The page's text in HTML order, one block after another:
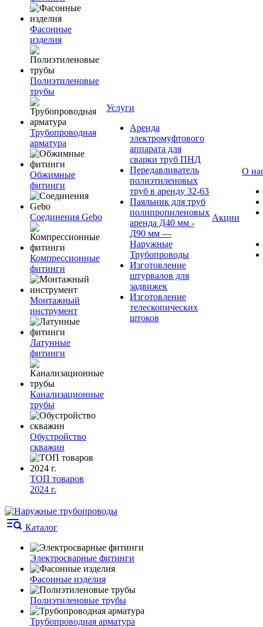
Фасонные
изделия
Полиэтиленовые
трубы
Трубопроводная
арматура
Обжимные
фитинги
Соединения Gebo
Компрессионные
фитинги
Монтажный
инструмент
Латунные
фитинги
Канализационные
трубы
Обустройство
скважин
ТОП товаров
2024 г.
Услуги
Аренда
электромуфтового
аппарата для
сварки труб ПНД
Передавливатель
полиэтиленовых
труб в аренду 32-63
Паяльник для труб
полипропиленовых
аренда Д40 мм -
Д90 мм —
Наружные
Трубопроводы
Изготовление
штурвалов для
задвижек
Изготовление
телескопических
штоков
Акции
О
Каталог
Электросварные фитинги
Фасонные изделия
Полиэтиленовые трубы
Трубопроводная арматура